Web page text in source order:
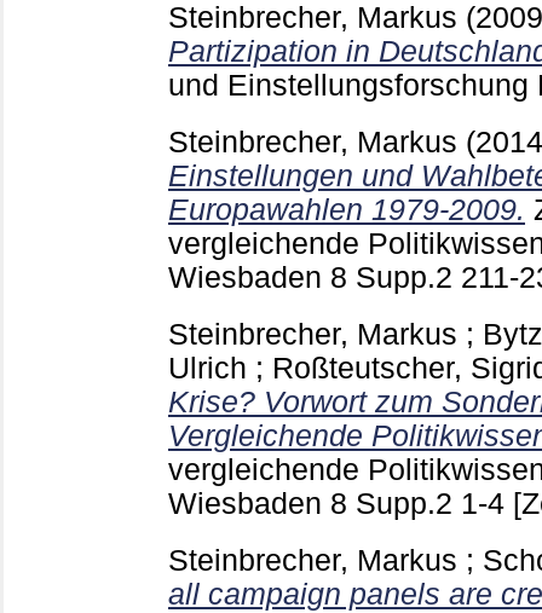
Steinbrecher, Markus
Partizipation in
und
Steinbrecher, Markus
Einstellungen und
Europawahlen 1979-2009.
vergleichende
Wiesbaden 8 Supp.2 211-
Steinbrecher, Markus ;
Ulrich ; Roßteutscher,
Krise? Vorwort zum
Vergleichende
vergleichende
Wiesbaden 8 Supp.2 1-4
Steinbrecher, Markus ;
all campaign panels are